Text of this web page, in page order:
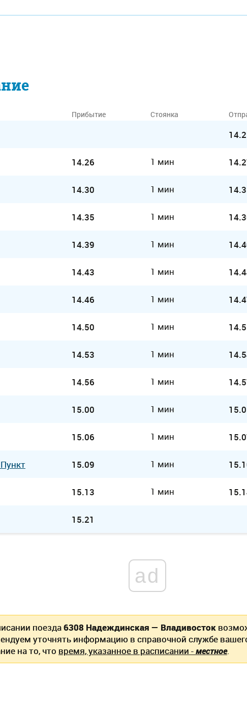
Прибытие Стоянка
14.26 1 мин
14.30 1 мин
14.35 1 мин
14.39 1 мин
14.43 1 мин
14.46 1 мин
14.50 1 мин
14.53 1 мин
14.56 1 мин
15.00 1 мин
15.06 1 мин
15.09 1 мин
15.13 1 мин
15.21
ad
поезда6308 Надеждинская — Владивосток
уточнять информацию в справочной службе
на то, что время, указанное в расписании -местное.